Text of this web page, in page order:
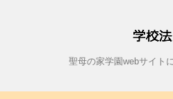
聖母の家学園webサイト